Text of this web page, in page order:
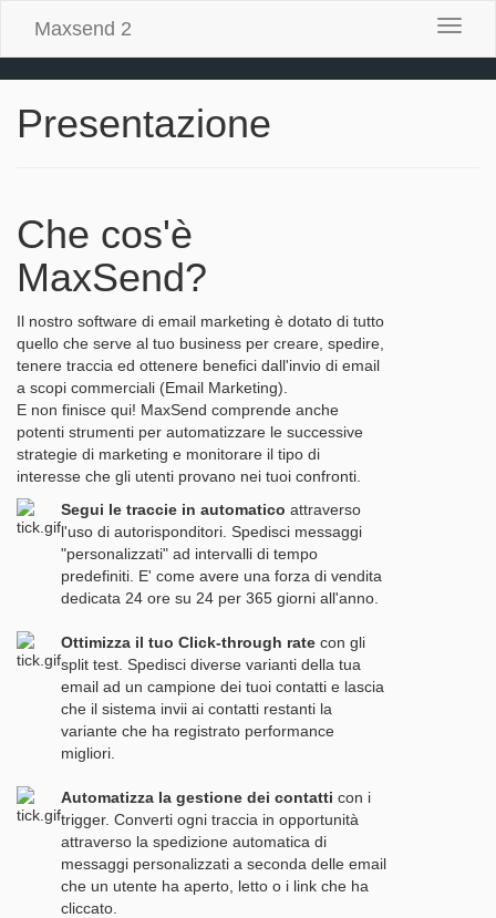
Attiva
Maxsend 2
Presentazione
Che cos'è
MaxSend?
Il nostro software di email marketing è dotato di tutto
quello che serve al tuo business per creare, spedire,
tenere traccia ed ottenere benefici dall'invio di email
a scopi commerciali (Email Marketing).
E non finisce qui! MaxSend comprende anche
potenti strumenti per automatizzare le successive
strategie di marketing e monitorare il tipo di
interesse che gli utenti provano nei tuoi confronti.
Segui le traccie in automatico attraverso
l'uso di autorisponditori. Spedisci messaggi
"personalizzati" ad intervalli di tempo
predefiniti. E' come avere una forza di vendita
dedicata 24 ore su 24 per 365 giorni all'anno.
Ottimizza il tuo Click-through rate con gli
split test. Spedisci diverse varianti della tua
email ad un campione dei tuoi contatti e lascia
che il sistema invii ai contatti restanti la
variante che ha registrato performance
migliori.
Automatizza la gestione dei contatti con i
trigger. Converti ogni traccia in opportunità
attraverso la spedizione automatica di
messaggi personalizzati a seconda delle email
che un utente ha aperto, letto o i link che ha
cliccato.